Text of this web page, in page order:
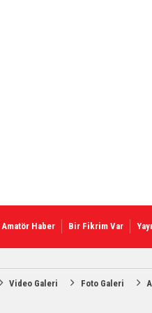
Amatör Haber Bir Fikrim Var
Video Galeri Foto Galeri